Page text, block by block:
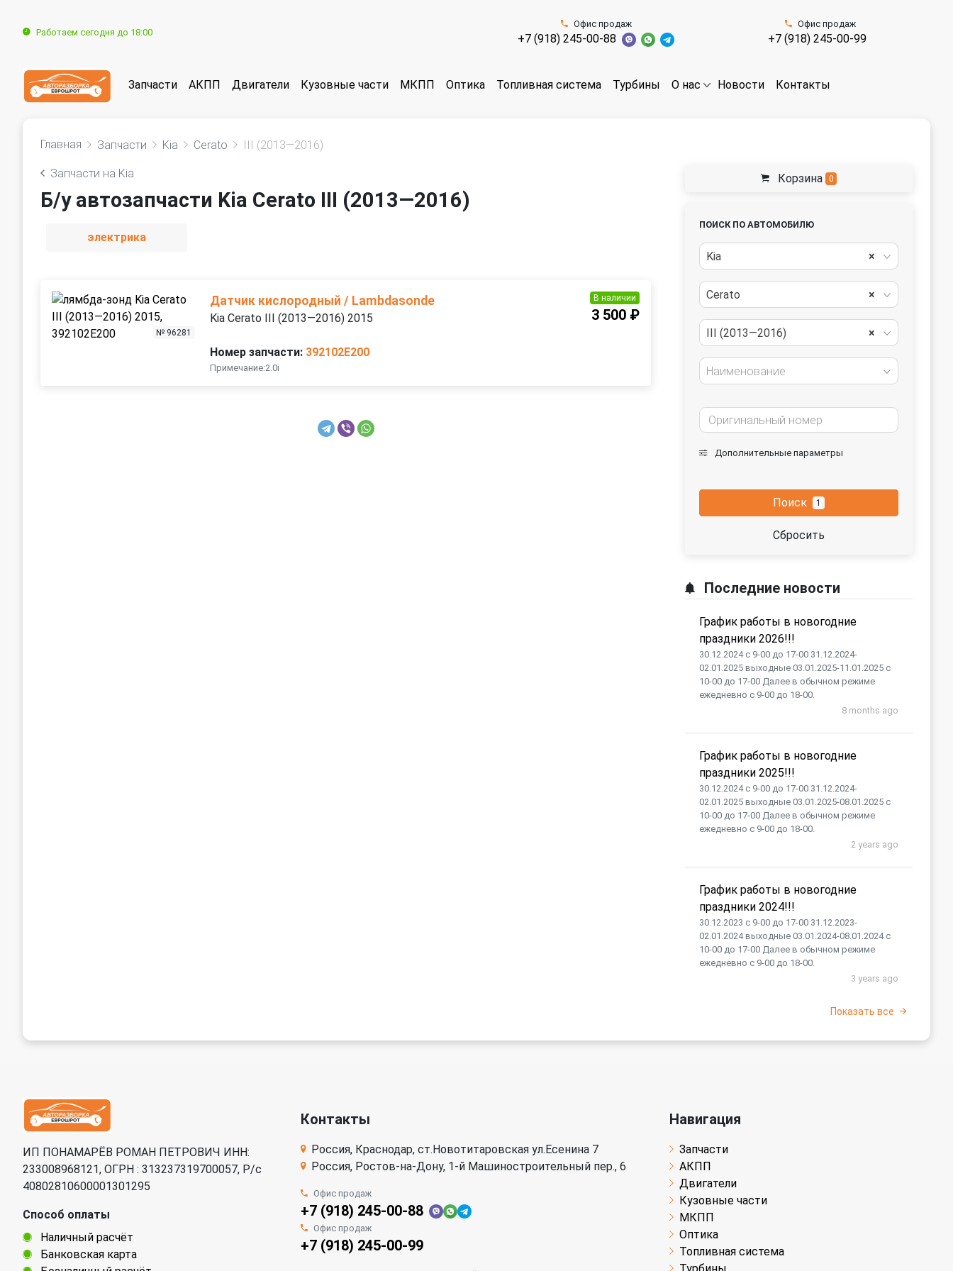
Работаем сегодня до 18:00
Офис продаж
+7 (918) 245-00-88
Офис продаж
+7 (918) 245-00-99
Запчасти АКПП Двигатели Кузовные части МКПП Оптика Топливная система Турбины О нас Новости Контакты
Главная Запчасти Kia Cerato III (2013—2016)
Запчасти на Kia
Б/у автозапчасти Kia Cerato III (2013—2016)
электрика
№ 96281
Датчик кислородный / Lambdasonde
Kia Cerato III (2013—2016) 2015
Номер запчасти: 392102E200
Примечание:2.0i
В наличии
3 500 ₽
Корзина 0
ПОИСК ПО АВТОМОБИЛЮ
×
Kia
×
Cerato
×
III (2013—2016)
Наименование
Дополнительные параметры
Поиск 1
Сбросить
Последние новости
График работы в новогодние
праздники 2026!!!
30.12.2024 с 9-00 до 17-00 31.12.2024-
02.01.2025 выходные 03.01.2025-11.01.2025 с
10-00 до 17-00 Далее в обычном режиме
ежедневно с 9-00 до 18-00.
8 months ago
График работы в новогодние
праздники 2025!!!
30.12.2024 с 9-00 до 17-00 31.12.2024-
02.01.2025 выходные 03.01.2025-08.01.2025 с
10-00 до 17-00 Далее в обычном режиме
ежедневно с 9-00 до 18-00.
2 years ago
График работы в новогодние
праздники 2024!!!
30.12.2023 с 9-00 до 17-00 31.12.2023-
02.01.2024 выходные 03.01.2024-08.01.2024 с
10-00 до 17-00 Далее в обычном режиме
ежедневно с 9-00 до 18-00.
3 years ago
Показать все
ИП ПОНАМАРЁВ РОМАН ПЕТРОВИЧ ИНН:
233008968121, ОГРН : 313237319700057, Р/c
40802810600001301295
Способ оплаты
Наличный расчёт
Банковская карта
Контакты
Россия, Краснодар, ст.Новотитаровская ул.Есенина 7
Россия, Ростов-на-Дону, 1-й Машиностроительный пер., 6
Офис продаж
+7 (918) 245-00-88
Офис продаж
+7 (918) 245-00-99
Навигация
Запчасти
АКПП
Двигатели
Кузовные части
МКПП
Оптика
Топливная система